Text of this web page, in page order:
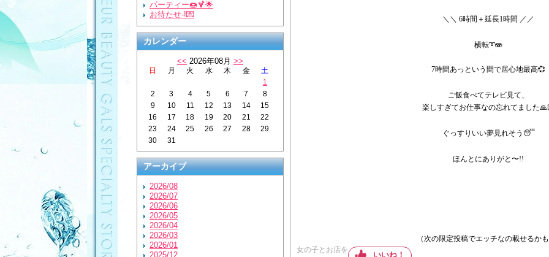
パーティー🍩🍹🌟
お待たせ-!💌
カレンダー
<< 2026年08月 >>
日 月 火 水 木 金
土
1
2
3 4 5 6 7
8
9
10 11 12 13 14
15
16
17 18 19 20 21
22
23
24 25 26 27 28
29
30
31
アーカイブ
2026/08
2026/07
2026/06
2026/05
2026/04
2026/03
2026/01
2025/12
＼＼ 6時間＋延長1時間 ／／
横転➰🫨
7時間あっという間で居心地最高💞
ご飯食べてテレビ見て、
楽しすぎてお仕事なの忘れてました
ぐっすりいい夢見れそう😴
ほんとにありがと〜!!
（次の限定投稿でエッチなの載せるか
女の子とお店を
いいね！